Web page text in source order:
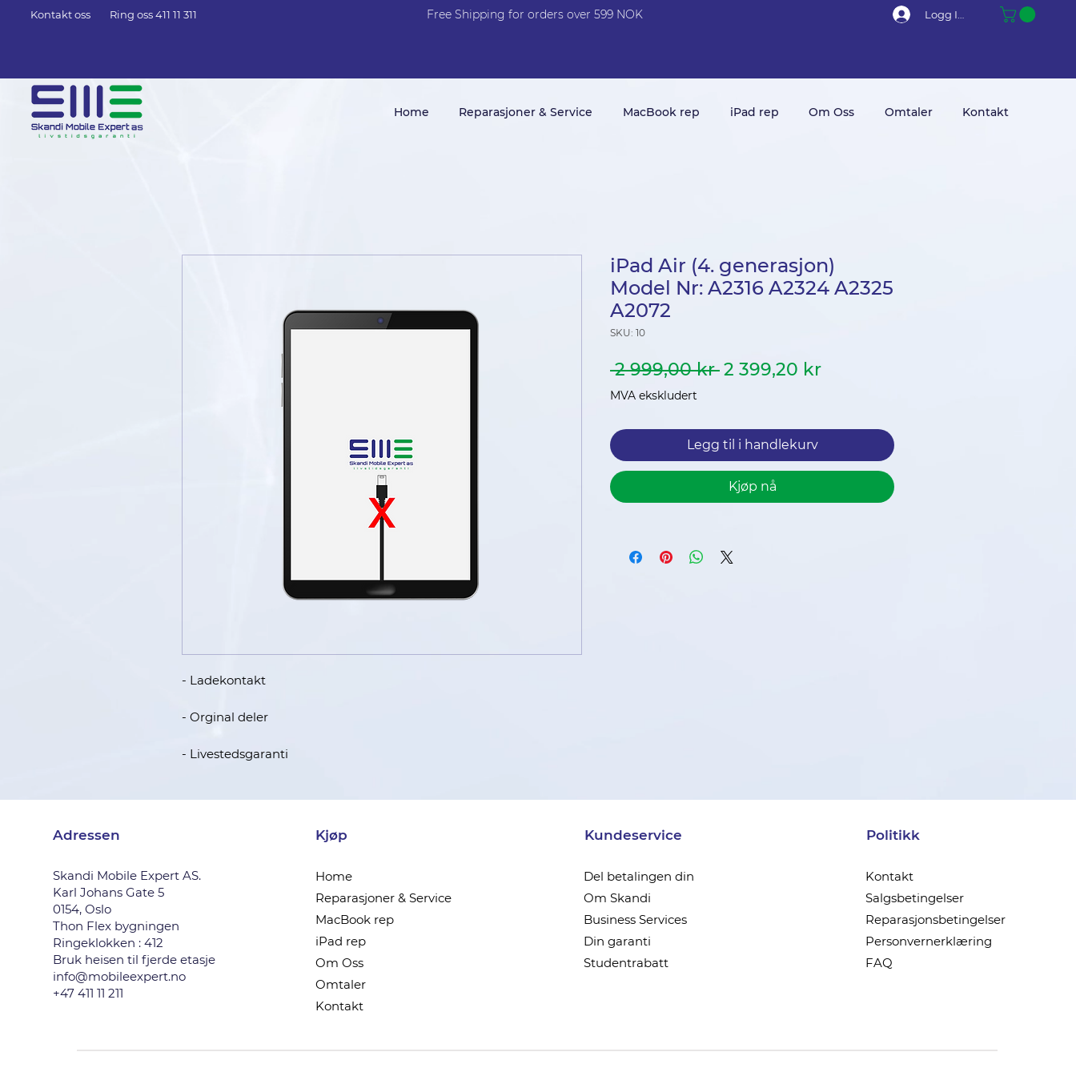
Kontakt oss Ring oss 411 11 311 Free Shipping for orders over 599 NOK Logg Inn
Home Reparasjoner & Service MacBook rep iPad rep Om Oss Omtaler Kontakt
- Ladekontakt
- Orginal deler
- Livestedsgaranti
iPad Air (4. generasjon)
Model Nr: A2316 A2324 A2325
A2072
SKU: 10
2 999,00 kr Vanlig
2 399,20 krSalgspris
MVA ekskludert
Legg til i handlekurv
Kjøp nå
Adressen
Skandi Mobile Expert AS.
Karl Johans Gate 5
0154, Oslo
Thon Flex bygningen
Ringeklokken : 412
Bruk heisen til fjerde etasje
info@mobileexpert.no
+47 411 11 211
Kjøp
Home
Reparasjoner & Service
MacBook rep
iPad rep
Om Oss
Omtaler
Kontakt
Kundeservice
Del betalingen din
Om Skandi
Business Services
Din garanti
Studentrabatt
Politikk
Kontakt
Salgsbetingelser
Reparasjonsbetingelser
Personvernerklæring
FAQ